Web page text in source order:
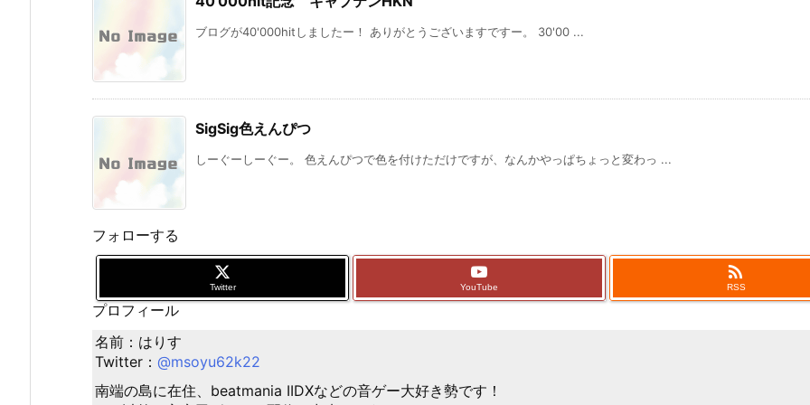
ブログが40'000hitしましたー！ ありがとうございますですー。 30'00 ...
SigSig色えんぴつ
しーぐーしーぐー。 色えんぴつで色を付けただけですが、なんかやっぱちょっと変わっ ...
フォローする
Twitter YouTube

RSS
プロフィール
名前：はりす
Twitter： @msoyu62k22
南端の島に在住、beatmania IIDXなどの音ゲー大好き勢です！